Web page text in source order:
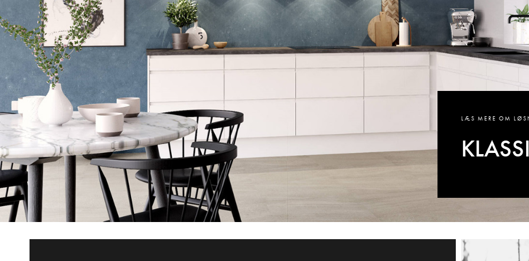
LÆS MERE OM